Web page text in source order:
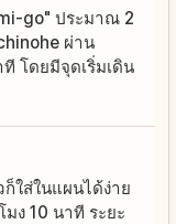
go" ประมาณ 2
ผ่าน
โดยมีจุดเริ่มเดิน
ใส่ในแผนได้ง่าย
ง 10 นาที ระยะ